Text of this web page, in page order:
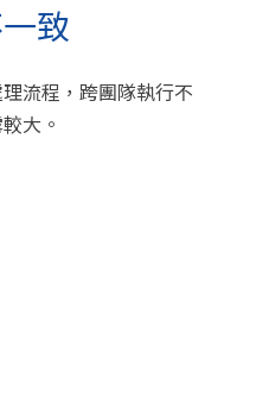
致
流程，跨團隊執行不
大。